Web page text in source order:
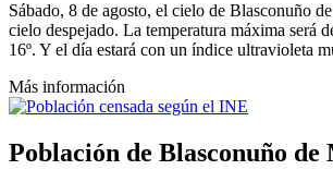
Sábado, 8 de agosto, el cielo de Blasconuño
cielo despejado. La temperatura máxima será
16º. Y el día estará con un índice ultravioleta
Más información
Población de Blasconuño de